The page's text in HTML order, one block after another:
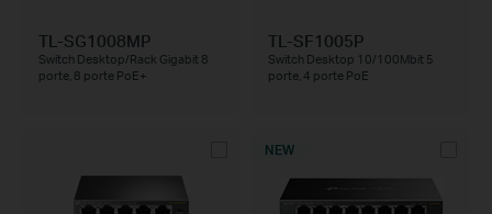
TL-SG1008MP
Switch Desktop/Rack Gigabit 8
porte, 8 porte PoE+
TL-SF1005P
Switch Desktop 10/100Mbit 5
porte, 4 porte PoE
NEW